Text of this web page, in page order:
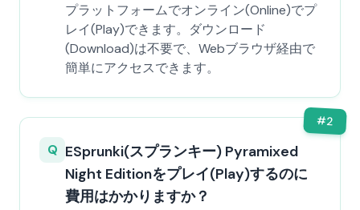
プラットフォームでオンライン(Online)でプ
レイ(Play)できます。ダウンロード
(Download)は不要で、Webブラウザ経由で
簡単にアクセスできます。
#2
Q ESprunki(スプランキー) Pyramixed
Night Editionをプレイ(Play)するのに
費用はかかりますか？